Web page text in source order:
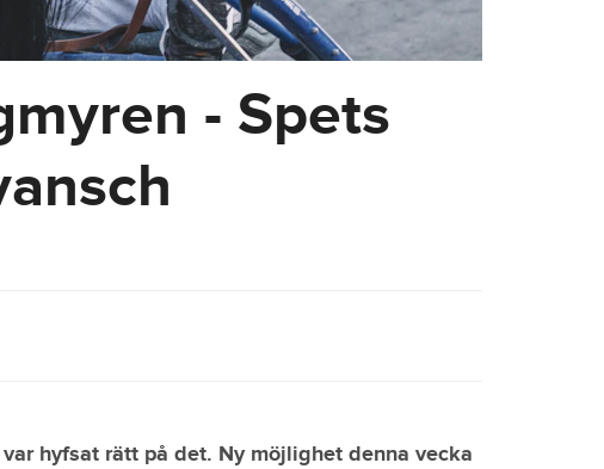
- Spets
hyfsat rätt på det. Ny möjlighet denna vecka